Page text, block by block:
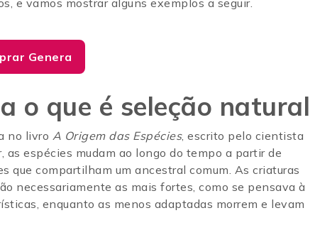
e vamos mostrar alguns exemplos a seguir.
Genera
o que é seleção natural
no livro A Origem das Espécies, escrito pelo cientista
espécies mudam ao longo do tempo a partir de
que compartilham um ancestral comum. As criaturas
necessariamente as mais fortes, como se pensava à
enquanto as menos adaptadas morrem e levam